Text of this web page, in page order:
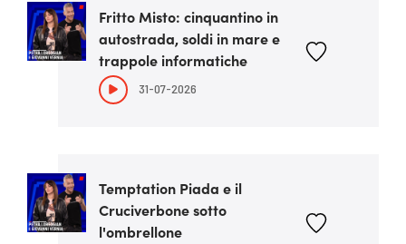
Fritto Misto: cinquantino in
autostrada, soldi in mare e
trappole informatiche
31-07-2026
Temptation Piada e il
Cruciverbone sotto
l'ombrellone